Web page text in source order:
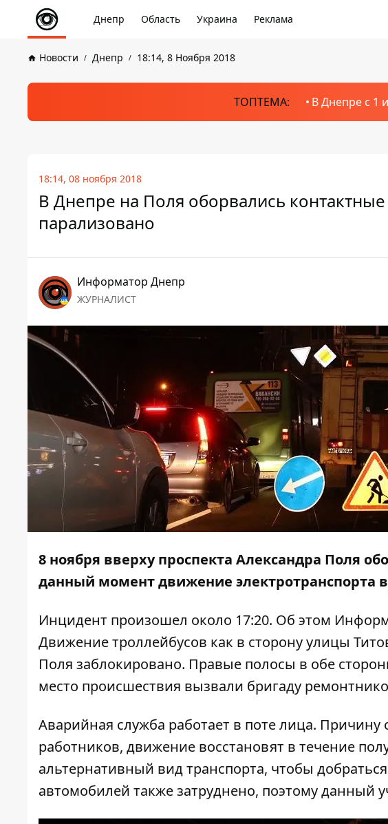
Днепр Область Украина Реклама
Новости Днепр 18:14, 8 Ноября 2018
ТОПТЕМА: В Днепре с 1
18:14, 08 ноября 2018
В Днепре на Поля оборвались
парализовано
Информатор Днепр
ЖУРНАЛИСТ
8 ноября вверху проспекта Александра Поля
данный момент движение электротранспорта
Инцидент произошел около 17:20. Об этом
Движение троллейбусов как в сторону улицы
Поля заблокировано. Правые полосы в обе
место происшествия вызвали бригаду
Аварийная служба работает в поте лица.
работников, движение восстановят в течение
альтернативный вид транспорта, чтобы
автомобилей также затруднено, поэтому данный